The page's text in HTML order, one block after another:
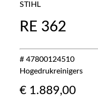
STIHL
RE 362
# 47800124510
Hogedrukreinigers
€ 1.889,00